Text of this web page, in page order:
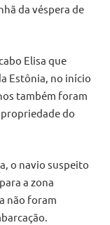
da véspera de
Elisa que
Estônia, no início
também foram
do
o navio suspeito
a zona
não foram